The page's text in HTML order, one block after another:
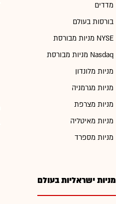
מדדים
בורסות בעולם
מניות מבורסת NYSE
מניות מבורסת Nasdaq
מניות מלונדון
מניות מגרמניה
מניות מצרפת
מניות מאיטליה
מניות מספרד
מניות ישראליות בעולם